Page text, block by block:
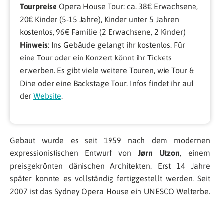
Tourpreise Opera House Tour: ca. 38€ Erwachsene,
20€ Kinder (5-15 Jahre), Kinder unter 5 Jahren
kostenlos, 96€ Familie (2 Erwachsene, 2 Kinder)
Hinweis: Ins Gebäude gelangt ihr kostenlos. Für
eine Tour oder ein Konzert könnt ihr Tickets
erwerben. Es gibt viele weitere Touren, wie Tour &
Dine oder eine Backstage Tour. Infos findet ihr auf
der Website.
Gebaut wurde es seit 1959 nach dem modernen
expressionistischen Entwurf von Jørn Utzon, einem
preisgekrönten dänischen Architekten. Erst 14 Jahre
später konnte es vollständig fertiggestellt werden. Seit
2007 ist das Sydney Opera House ein UNESCO Welterbe.